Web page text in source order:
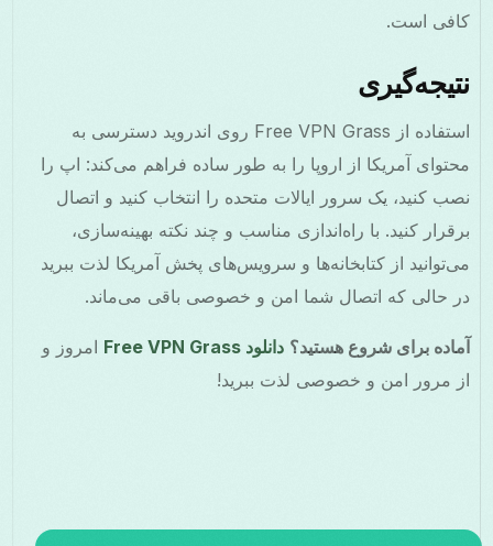
کافی است.
نتیجه‌گیری
استفاده از Free VPN Grass روی اندروید دسترسی به
محتوای آمریکا از اروپا را به طور ساده فراهم می‌کند: اپ را
نصب کنید، یک سرور ایالات متحده را انتخاب کنید و اتصال
برقرار کنید. با راه‌اندازی مناسب و چند نکته بهینه‌سازی،
می‌توانید از کتابخانه‌ها و سرویس‌های پخش آمریکا لذت ببرید
در حالی که اتصال شما امن و خصوصی باقی می‌ماند.
آماده برای شروع هستید؟ دانلود Free VPN Grass
امروز و
از مرور امن و خصوصی لذت ببرید!